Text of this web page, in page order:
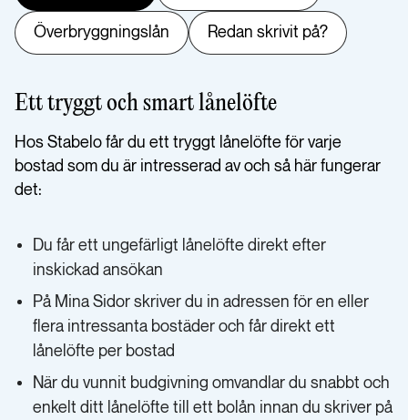
Överbryggningslån Redan skrivit på?
Ett tryggt och smart lånelöfte
Hos Stabelo får du ett tryggt lånelöfte för varje
bostad som du är intresserad av och så här fungerar
det:
Du får ett ungefärligt lånelöfte direkt efter
inskickad ansökan
På Mina Sidor skriver du in adressen för en eller
flera intressanta bostäder och får direkt ett
lånelöfte per bostad
När du vunnit budgivning omvandlar du snabbt och
enkelt ditt lånelöfte till ett bolån innan du skriver på